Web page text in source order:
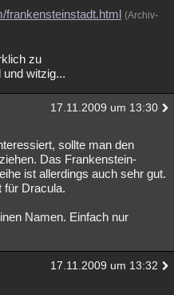
frankensteinstadt.html (Archiv-
zu
witzig...
17.11.2009 um 13:30
sollte man den
Das Frankenstein-
ist allerdings auch sehr gut.
für Dracula.
Namen. Einfach nur
17.11.2009 um 13:32